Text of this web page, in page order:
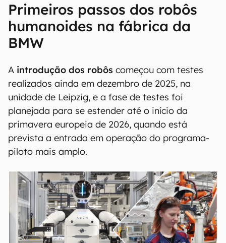
Primeiros passos dos robôs
humanoides na fábrica da
BMW
A introdução dos robôs começou com testes
realizados ainda em dezembro de 2025, na
unidade de Leipzig, e a fase de testes foi
planejada para se estender até o início da
primavera europeia de 2026, quando está
prevista a entrada em operação do programa-
piloto mais amplo.